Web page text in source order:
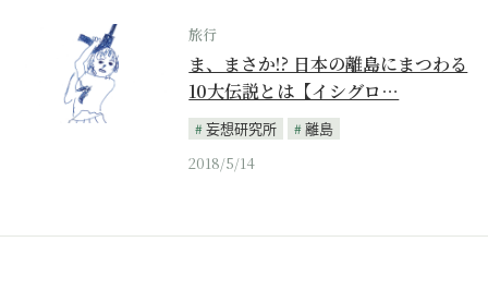
旅行
ま、まさか!? 日本の離島にまつわる
10大伝説とは【イシグロ…
妄想研究所
離島
2018/5/14